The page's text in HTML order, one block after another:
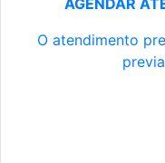
AGENDAR
O atendimento